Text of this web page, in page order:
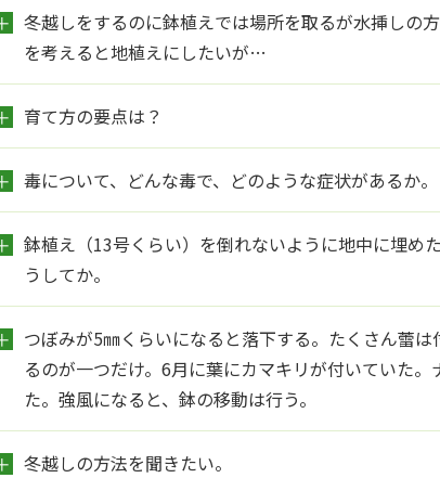
冬越しをするのに鉢植えでは場所を取るが水挿しの
を考えると地植えにしたいが…
育て方の要点は？
毒について、どんな毒で、どのような症状があるか
鉢植え（13号くらい）を倒れないように地中に埋め
うしてか。
つぼみが5㎜くらいになると落下する。たくさん蕾
るのが一つだけ。6月に葉にカマキリが付いていた
た。強風になると、鉢の移動は行う。
冬越しの方法を聞きたい。